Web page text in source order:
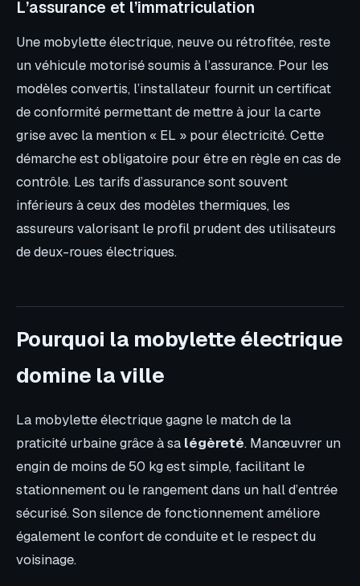
L’assurance et l’immatriculation
Une mobylette électrique, neuve ou rétrofitée, reste
un véhicule motorisé soumis à l’assurance. Pour les
modèles convertis, l’installateur fournit un certificat
de conformité permettant de mettre à jour la carte
grise avec la mention « EL » pour électricité. Cette
démarche est obligatoire pour être en règle en cas de
contrôle. Les tarifs d’assurance sont souvent
inférieurs à ceux des modèles thermiques, les
assureurs valorisant le profil prudent des utilisateurs
de deux-roues électriques.
Pourquoi la mobylette électrique
domine la ville
La mobylette électrique gagne le match de la
praticité urbaine grâce à sa légèreté. Manœuvrer un
engin de moins de 50 kg est simple, facilitant le
stationnement ou le rangement dans un hall d’entrée
sécurisé. Son silence de fonctionnement améliore
également le confort de conduite et le respect du
voisinage.